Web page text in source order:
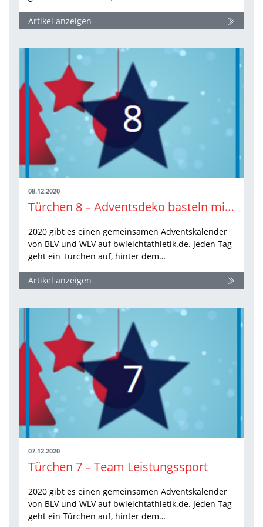
Artikel anzeigen
08.12.2020
Türchen 8 – Adventsdeko basteln mit Top-Athletin
2020 gibt es einen gemeinsamen Adventskalender
von BLV und WLV auf bwleichtathletik.de. Jeden Tag
geht ein Türchen auf, hinter dem…
Artikel anzeigen
07.12.2020
Türchen 7 – Team Leistungssport
2020 gibt es einen gemeinsamen Adventskalender
von BLV und WLV auf bwleichtathletik.de. Jeden Tag
geht ein Türchen auf, hinter dem…